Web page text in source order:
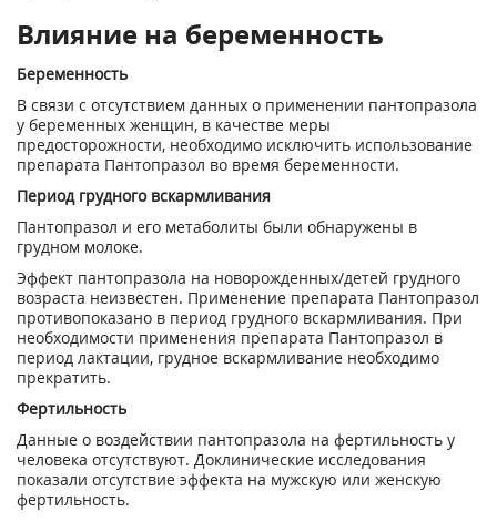
Влияние на беременность
Беременность
В связи с отсутствием данных о применении пантопразола
у беременных женщин, в качестве меры
предосторожности, необходимо исключить использование
препарата Пантопразол во время беременности.
Период грудного вскармливания
Пантопразол и его метаболиты были обнаружены в
грудном молоке.
Эффект пантопразола на новорожденных/детей грудного
возраста неизвестен. Применение препарата Пантопразол
противопоказано в период грудного вскармливания. При
необходимости применения препарата Пантопразол в
период лактации, грудное вскармливание необходимо
прекратить.
Фертильность
Данные о воздействии пантопразола на фертильность у
человека отсутствуют. Доклинические исследования
показали отсутствие эффекта на мужскую или женскую
фертильность.